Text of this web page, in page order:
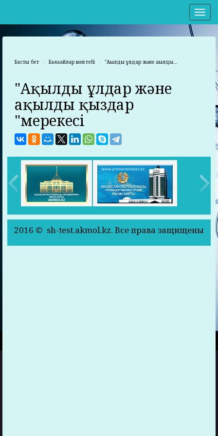
Басты бет Балақайлар мектебі "Ақылды ұлдар және ақылды...
"Ақылды ұлдар және
ақылды қыздар
"мерекесі
2016 © sh-test.akmol.kz. Все права защищены